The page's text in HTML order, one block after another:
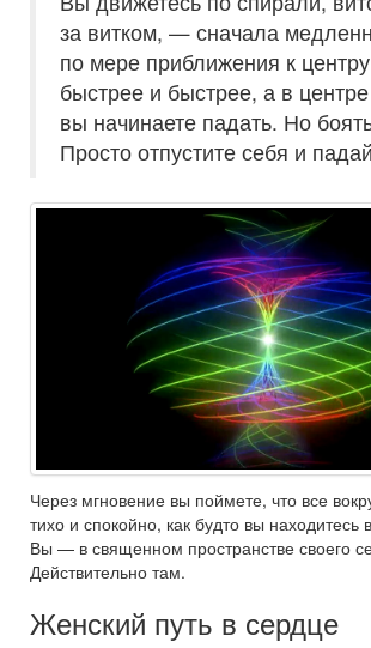
за витком, — сначала
по мере приближения к
быстрее и быстрее, а в центре
вы начинаете падать. Но
Просто отпустите себя и
Через мгновение вы поймете, что все
тихо и спокойно, как будто вы находитесь
Вы — в священном пространстве своего
Действительно там.
Женский путь в сердце